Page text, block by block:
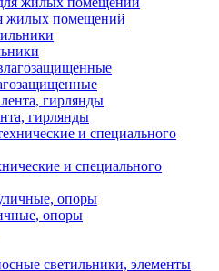
жилых помещений
гирлянды
и специального
опоры